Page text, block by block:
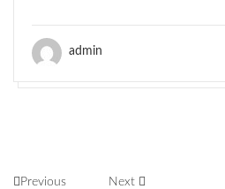
admin
Previous Next